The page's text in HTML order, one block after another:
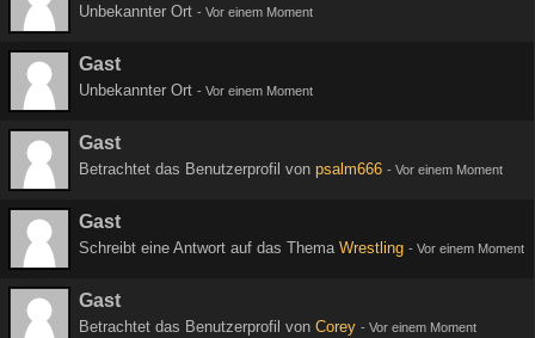
Unbekannter Ort - Vor einem Moment
Gast
Unbekannter Ort - Vor einem Moment
Gast
Betrachtet das Benutzerprofil von psalm666 - Vor einem Moment
Gast
Schreibt eine Antwort auf das Thema Wrestling - Vor einem Moment
Gast
Betrachtet das Benutzerprofil von Corey - Vor einem Moment